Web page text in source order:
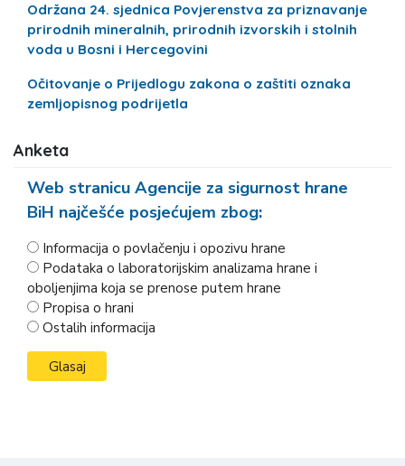
Održana 24. sjednica Povjerenstva za priznavanje
prirodnih mineralnih, prirodnih izvorskih i stolnih
voda u Bosni i Hercegovini
Očitovanje o Prijedlogu zakona o zaštiti oznaka
zemljopisnog podrijetla
Anketa
Web stranicu Agencije za sigurnost hrane
BiH najčešće posjećujem zbog:
Informacija o povlačenju i opozivu hrane
Podataka o laboratorijskim analizama hrane i
oboljenjima koja se prenose putem hrane
Propisa o hrani
Ostalih informacija